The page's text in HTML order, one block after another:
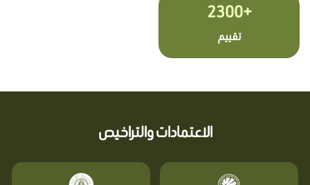
+2300
تقييم
الاعتمادات والتراخيص